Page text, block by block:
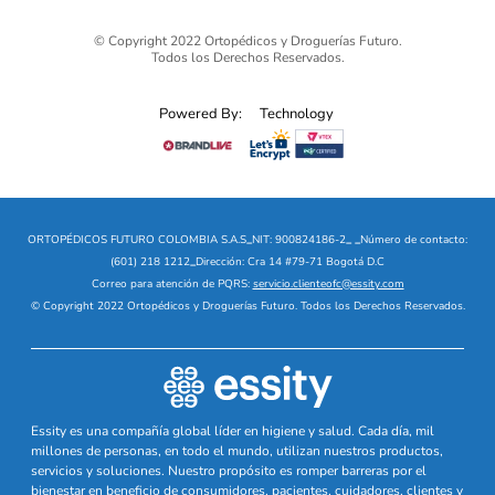
© Copyright 2022 Ortopédicos y Droguerías Futuro.
Todos los Derechos Reservados.
Powered By: Technology
ORTOPÉDICOS FUTURO COLOMBIA S.A.S_NIT: 900824186-2_ _Número de contacto:
(601) 218 1212_Dirección: Cra 14 #79-71 Bogotá D.C
Correo para atención de PQRS: servicio.clienteofc@essity.com
© Copyright 2022 Ortopédicos y Droguerías Futuro. Todos los Derechos Reservados.
Essity es una compañía global líder en higiene y salud. Cada día, mil
millones de personas, en todo el mundo, utilizan nuestros productos,
servicios y soluciones. Nuestro propósito es romper barreras por el
bienestar en beneficio de consumidores, pacientes, cuidadores, clientes y